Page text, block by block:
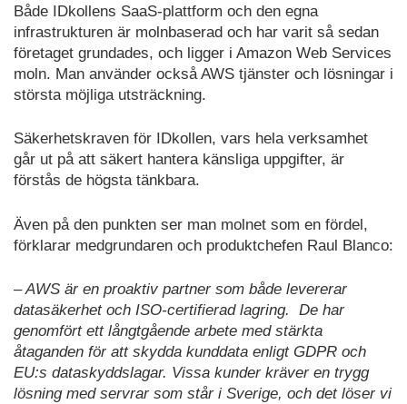
Både IDkollens SaaS-plattform och den egna
infrastrukturen är molnbaserad och har varit så sedan
företaget grundades, och ligger i Amazon Web Services
moln. Man använder också AWS tjänster och lösningar i
största möjliga utsträckning.
Säkerhetskraven för IDkollen, vars hela verksamhet
går ut på att säkert hantera känsliga uppgifter, är
förstås de högsta tänkbara.
Även på den punkten ser man molnet som en fördel,
förklarar medgrundaren och produktchefen Raul Blanco:
– AWS är en proaktiv partner som både levererar
datasäkerhet och ISO-certifierad lagring. De har
genomfört ett långtgående arbete med stärkta
åtaganden för att skydda kunddata enligt GDPR och
EU:s dataskyddslagar. Vissa kunder kräver en trygg
lösning med servrar som står i Sverige, och det löser vi